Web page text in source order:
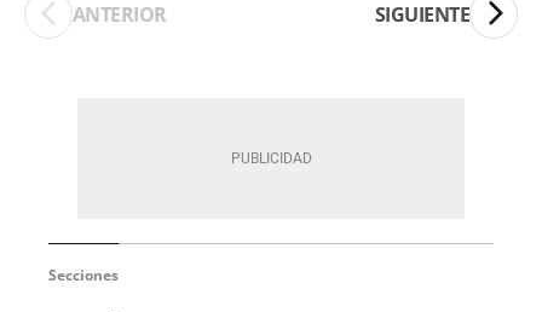
ANTERIOR SIGUIENTE
Secciones